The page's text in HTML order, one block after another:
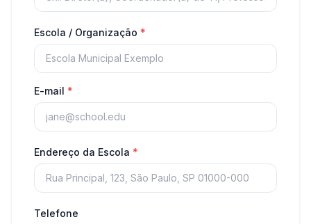
Escola / Organização *
E-mail *
Endereço da Escola *
Telefone